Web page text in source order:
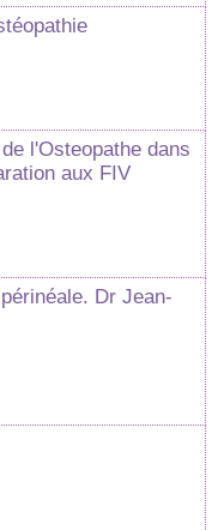
l'Osteopathe dans
aux FIV
Dr Jean-